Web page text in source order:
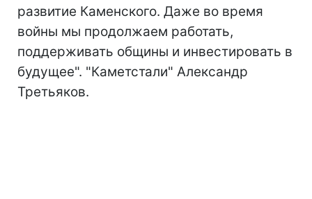
развитие Каменского. Даже во время
войны мы продолжаем работать,
поддерживать общины и инвестировать в
будущее". "Каметстали" Александр
Третьяков.